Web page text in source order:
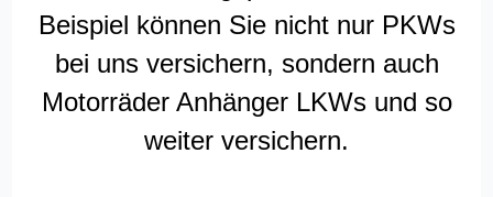
Beispiel können Sie nicht nur PKWs
bei uns versichern, sondern auch
Motorräder Anhänger LKWs und so
weiter versichern.